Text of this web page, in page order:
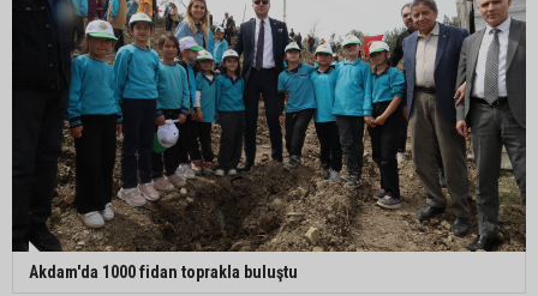
Akdam'da 1000 fidan toprakla buluştu